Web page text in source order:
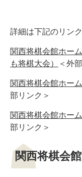
詳細は下記のリン
関西将棋会館ホー
も将棋大会）
＜外
関西将棋会館ホー
部リンク＞
関西将棋会館ホー
部リンク＞
関西将棋会